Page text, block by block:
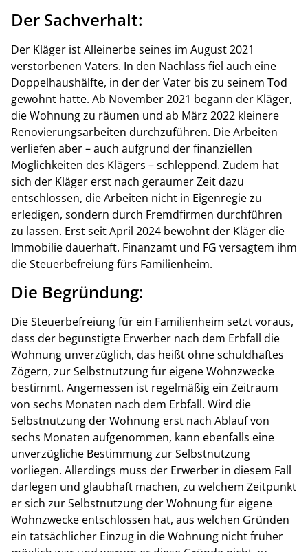
Der Sachverhalt:
Der Kläger ist Alleinerbe seines im August 2021
verstorbenen Vaters. In den Nachlass fiel auch eine
Doppelhaushälfte, in der der Vater bis zu seinem Tod
gewohnt hatte. Ab November 2021 begann der Kläger,
die Wohnung zu räumen und ab März 2022 kleinere
Renovierungsarbeiten durchzuführen. Die Arbeiten
verliefen aber – auch aufgrund der finanziellen
Möglichkeiten des Klägers – schleppend. Zudem hat
sich der Kläger erst nach geraumer Zeit dazu
entschlossen, die Arbeiten nicht in Eigenregie zu
erledigen, sondern durch Fremdfirmen durchführen
zu lassen. Erst seit April 2024 bewohnt der Kläger die
Immobilie dauerhaft. Finanzamt und FG versagtem ihm
die Steuerbefreiung fürs Familienheim.
Die Begründung:
Die Steuerbefreiung für ein Familienheim setzt voraus,
dass der begünstigte Erwerber nach dem Erbfall die
Wohnung unverzüglich, das heißt ohne schuldhaftes
Zögern, zur Selbstnutzung für eigene Wohnzwecke
bestimmt. Angemessen ist regelmäßig ein Zeitraum
von sechs Monaten nach dem Erbfall. Wird die
Selbstnutzung der Wohnung erst nach Ablauf von
sechs Monaten aufgenommen, kann ebenfalls eine
unverzügliche Bestimmung zur Selbstnutzung
vorliegen. Allerdings muss der Erwerber in diesem Fall
darlegen und glaubhaft machen, zu welchem Zeitpunkt
er sich zur Selbstnutzung der Wohnung für eigene
Wohnzwecke entschlossen hat, aus welchen Gründen
ein tatsächlicher Einzug in die Wohnung nicht früher